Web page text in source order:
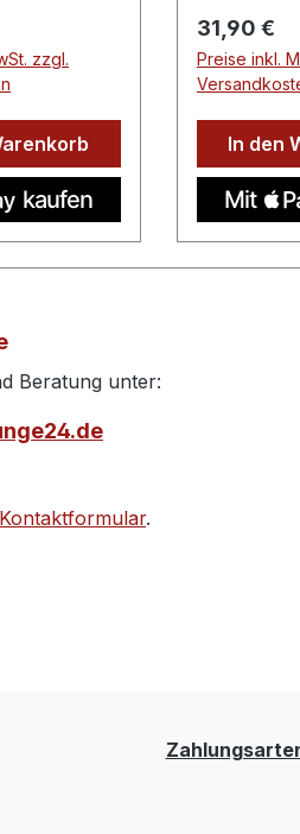
zzgl.
Regulärer
31,90 €
Preise inkl.
In den
Beratung unter:
Kontaktformular.